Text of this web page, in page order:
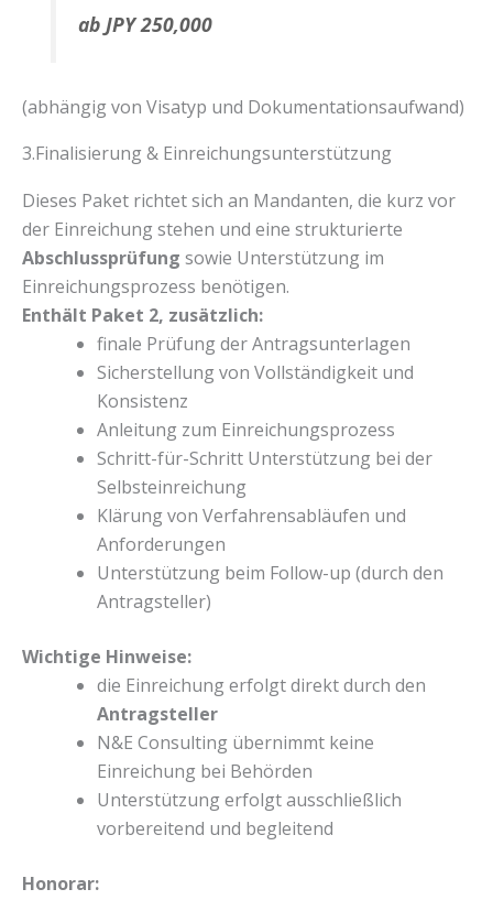
ab JPY 250,000
(abhängig von Visatyp und Dokumentationsaufwand)
3.Finalisierung & Einreichungsunterstützung
Dieses Paket richtet sich an Mandanten, die kurz vor
der Einreichung stehen und eine strukturierte
Abschlussprüfung sowie Unterstützung im
Einreichungsprozess benötigen.
Enthält Paket 2, zusätzlich:
finale Prüfung der Antragsunterlagen
Sicherstellung von Vollständigkeit und
Konsistenz
Anleitung zum Einreichungsprozess
Schritt-für-Schritt Unterstützung bei der
Selbsteinreichung
Klärung von Verfahrensabläufen und
Anforderungen
Unterstützung beim Follow-up (durch den
Antragsteller)
Wichtige Hinweise:
die Einreichung erfolgt direkt durch den
Antragsteller
N&E Consulting übernimmt keine
Einreichung bei Behörden
Unterstützung erfolgt ausschließlich
vorbereitend und begleitend
Honorar: